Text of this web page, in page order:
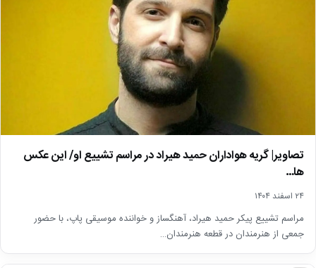
تصاویر| گریه هواداران حمید هیراد در مراسم تشییع او/ این عکس
ها…
۲۴ اسفند ۱۴۰۴
مراسم تشییع پیکر حمید هیراد، آهنگساز و خواننده موسیقی پاپ، با حضور
جمعی از هنرمندان در قطعه هنرمندان…